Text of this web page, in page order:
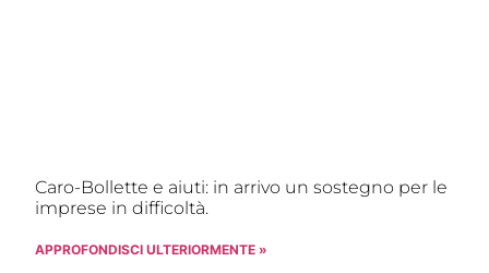
Caro-Bollette e aiuti: in arrivo un sostegno per le
imprese in difficoltà.
APPROFONDISCI ULTERIORMENTE »